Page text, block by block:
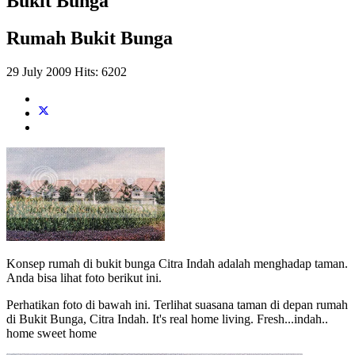
Rumah Bukit Bunga
29 July 2009 Hits: 6202
Konsep rumah di bukit bunga Citra Indah adalah menghadap taman.
Anda bisa lihat foto berikut ini.
Perhatikan foto di bawah ini. Terlihat suasana taman di depan rumah
di Bukit Bunga, Citra Indah. It's real home living. Fresh...indah..
home sweet home